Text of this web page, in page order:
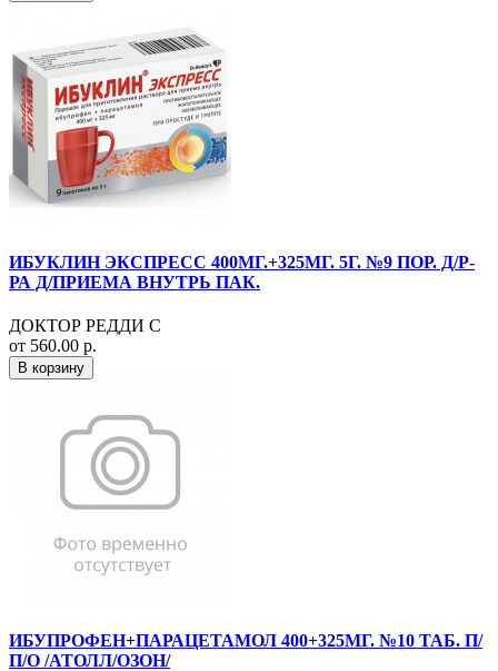
ИБУКЛИН ЭКСПРЕСС 400МГ.+325МГ. 5Г. №9 ПОР. Д/Р-
РА Д/ПРИЕМА ВНУТРЬ ПАК.
ДОКТОР РЕДДИ С
от 560.00 р.
В корзину
ИБУПРОФЕН+ПАРАЦЕТАМОЛ 400+325МГ. №10 ТАБ. П/
П/О /АТОЛЛ/ОЗОН/